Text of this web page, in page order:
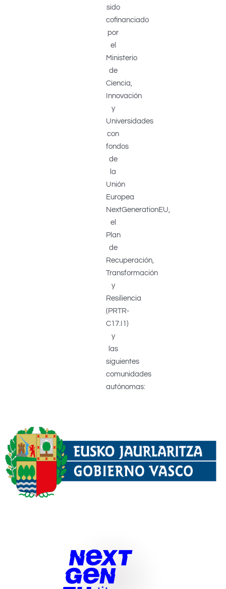
sido
cofinanciado
por
el
Ministerio
de
Ciencia,
Innovación
y
Universidades
con
fondos
de
la
Unión
Europea
NextGenerationEU,
el
Plan
de
Recuperación,
Transformación
y
Resiliencia
(PRTR-
C17.I1)
y
las
siguientes
comunidades
autónomas: